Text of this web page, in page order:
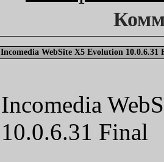
Incomedia WebSite X5 Evolution 10.0.6.31
Incomedia
10.0.6.31 Final